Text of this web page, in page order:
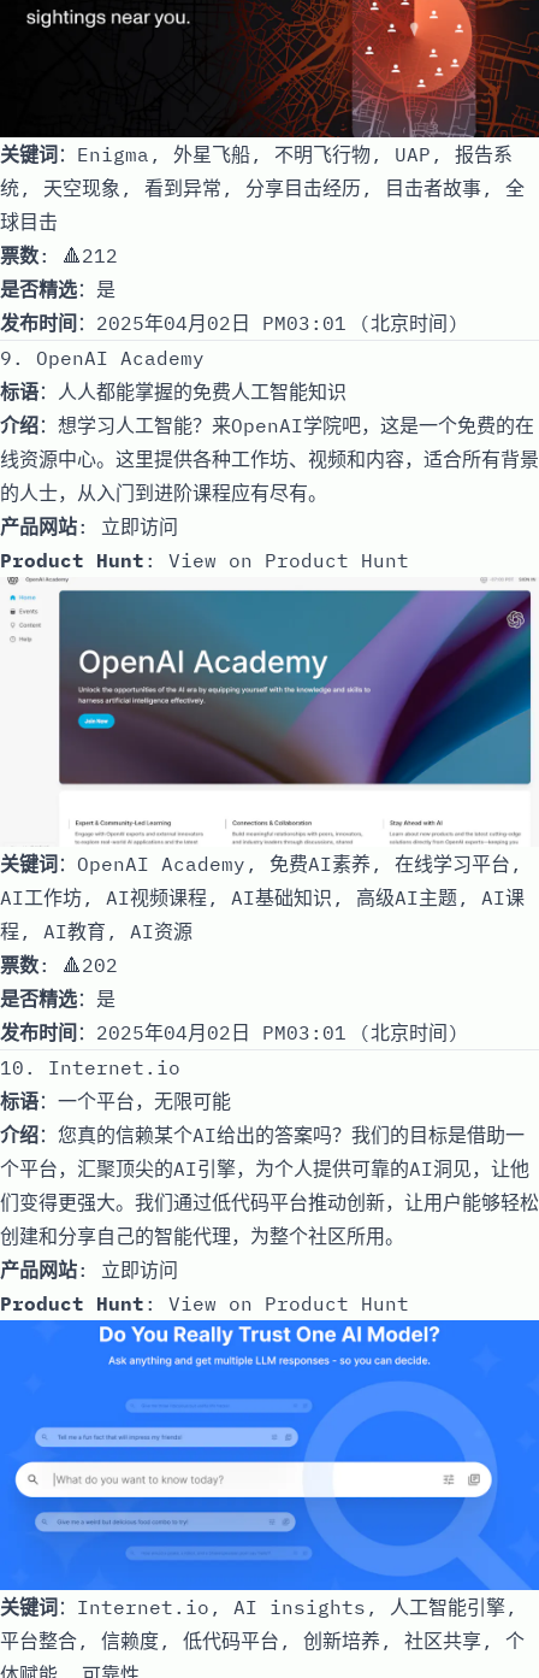
关键词：Enigma, 外星飞船, 不明飞行物, UAP, 报告系
统, 天空现象, 看到异常, 分享目击经历, 目击者故事, 全
球目击
票数: 🔺212
是否精选：是
发布时间 ：2025年04月02日 PM03:01 (北京时间)
9. OpenAI Academy
标语：人人都能掌握的免费人工智能知识
介绍：想学习人工智能？来OpenAI学院吧，这是一个免费的在
线资源中心。这里提供各种工作坊、视频和内容，适合所有背景
的人士，从入门到进阶课程应有尽有。
产品网站: 立即访问
Product Hunt : View on Product Hunt
关键词：OpenAI Academy, 免费AI素养, 在线学习平台,
AI工作坊, AI视频课程, AI基础知识, 高级AI主题, AI课
程, AI教育, AI资源
票数: 🔺202
是否精选：是
发布时间 ：2025年04月02日 PM03:01 (北京时间)
10. Internet.io
标语：一个平台，无限可能
介绍：您真的信赖某个AI给出的答案吗？我们的目标是借助一
个平台，汇聚顶尖的AI引擎，为个人提供可靠的AI洞见，让他
们变得更强大。我们通过低代码平台推动创新，让用户能够轻松
创建和分享自己的智能代理，为整个社区所用。
产品网站: 立即访问
Product Hunt : View on Product Hunt
关键词：Internet.io, AI insights, 人工智能引擎,
平台整合, 信赖度, 低代码平台, 创新培养, 社区共享, 个